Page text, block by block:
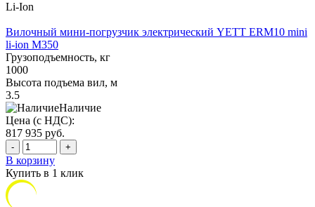
Li-Ion
Вилочный мини-погрузчик электрический YETT ERM10 mini
li-ion M350
Грузоподъемность, кг
1000
Высота подъема вил, м
3.5
Наличие
Цена (с НДС):
817 935 руб.
- +
В корзину
Купить в 1 клик